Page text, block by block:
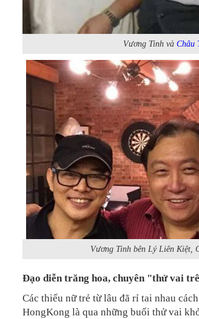
Vương Tinh và Châu
Vương Tinh bên Lý Liên Kiệt,
Đạo diễn trăng hoa, chuyên "thử vai
Các thiếu nữ trẻ từ lâu đã rỉ tai nhau
HongKong là qua những buổi thử vai